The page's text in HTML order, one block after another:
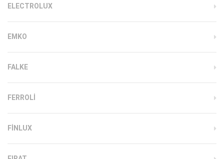
ELECTROLUX
EMKO
FALKE
FERROLI
FINLUX